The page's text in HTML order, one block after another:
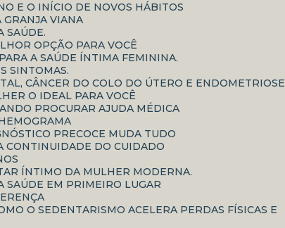
E O INÍCIO DE NOVOS HÁBITOS
GRANJA VIANA
SAÚDE.
OPÇÃO PARA VOCÊ
A SAÚDE ÍNTIMA FEMININA.
SINTOMAS.
CÂNCER DO COLO DO ÚTERO E ENDOMETRIOSE
O IDEAL PARA VOCÊ
PROCURAR AJUDA MÉDICA
PRECOCE MUDA TUDO
CONTINUIDADE DO CUIDADO
ÍNTIMO DA MULHER MODERNA.
SAÚDE EM PRIMEIRO LUGAR